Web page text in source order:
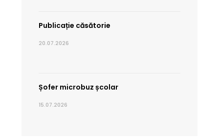
Publicație căsătorie
20.07.2026
Șofer microbuz școlar
15.07.2026